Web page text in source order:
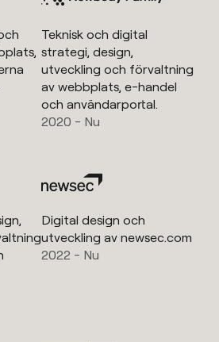
Teknisk och digital
strategi, design,
utveckling och förvaltning
av webbplats, e-handel
och användarportal.
2020 - Nu
Digital design och
utveckling av newsec.com
2022 - Nu